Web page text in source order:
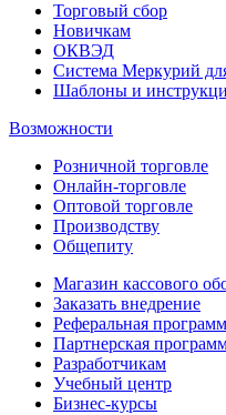
Торговый сбор
Новичкам
ОКВЭД
Система Меркурий
Шаблоны и
Возможности
Розничной торговле
Онлайн-торговле
Оптовой торговле
Производству
Общепиту
Магазин кассового
Заказать внедрение
Реферальная
Партнерская
Разработчикам
Учебный центр
Бизнес‑курсы